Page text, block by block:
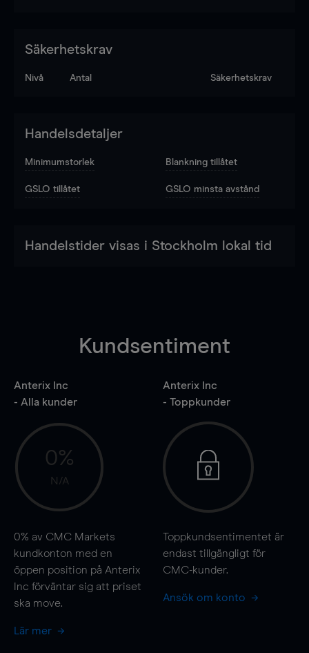
Säkerhetskrav
Nivå Antal Säkerhetskrav
Handelsdetaljer
Minimumstorlek Blankning tillåtet
GSLO tillåtet GSLO minsta avstånd
Handelstider visas i Stockholm lokal tid
Kundsentiment
Anterix Inc
- Alla kunder
0%
N/A
0% av CMC Markets
kundkonton med en
öppen position på Anterix
Inc förväntar sig att priset
ska move.
Lär mer
Anterix Inc
- Toppkunder
Toppkundsentimentet är
endast tillgängligt för
CMC-kunder.
Ansök om konto